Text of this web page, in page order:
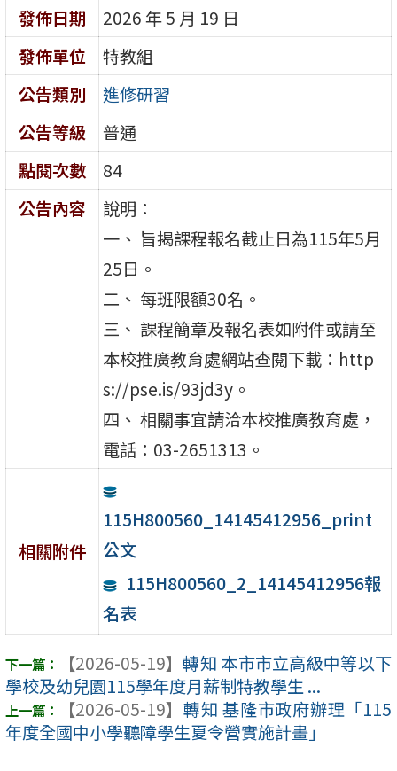
發佈日期
2026 年 5 月 19 日
發佈單位
特教組
公告類別
進修研習
公告等級
普通
點閱次數
84
公告內容
說明：
一、 旨揭課程報名截止日為115年5月
25日。
二、 每班限額30名。
三、 課程簡章及報名表如附件或請至
本校推廣教育處網站查閱下載：http
s://pse.is/93jd3y。
四、 相關事宜請洽本校推廣教育處，
電話：03-2651313。
相關附件
115H800560_14145412956_print
公文
115H800560_2_14145412956報
名表
【2026-05-19】 轉知 本市市立高級中等以下
學校及幼兒園115學年度月薪制特教學生 ...
【2026-05-19】 轉知 基隆市政府辦理「115
年度全國中小學聽障學生夏令營實施計畫」